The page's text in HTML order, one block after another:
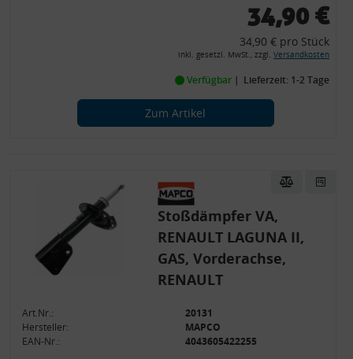
34,90 €
34,90 € pro Stück
inkl. gesetzl. MwSt., zzgl. Versandkosten
Verfügbar Lieferzeit: 1-2 Tage
Zum Artikel
Stoßdämpfer VA,
RENAULT LAGUNA II,
GAS, Vorderachse,
RENAULT
Art.Nr.:
20131
Hersteller:
MAPCO
EAN-Nr.:
4043605422255